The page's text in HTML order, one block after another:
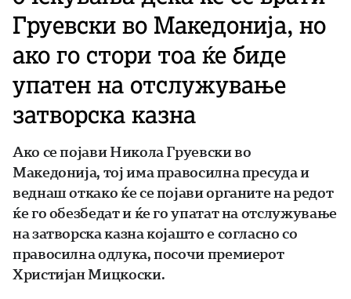
Груевски во Македонија, но
ако го стори тоа ќе биде
упатен на отслужување
затворска казна
Ако се појави Никола Груевски во
Македонија, тој има правосилна пресуда и
веднаш откако ќе се појави органите на редот
ќе го обезбедат и ќе го упатат на отслужување
на затворска казна којашто е согласно со
правосилна одлука, посочи премиерот
Христијан Мицкоски.